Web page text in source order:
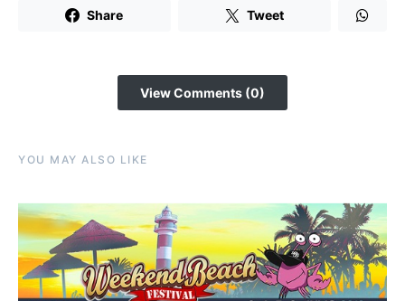
Share Tweet
View Comments (0)
YOU MAY ALSO LIKE